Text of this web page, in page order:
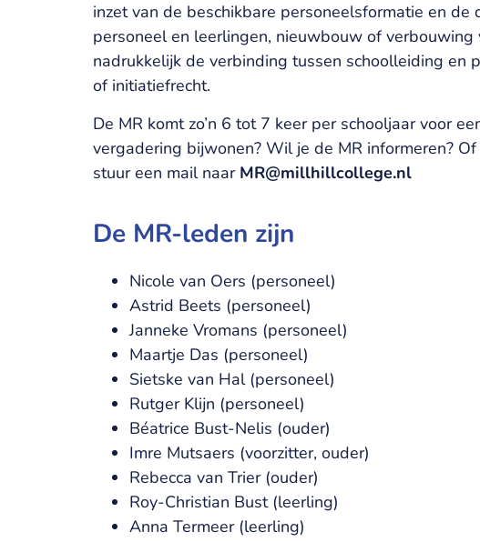
inzet van de beschikbare personeelsformatie en
personeel en leerlingen, nieuwbouw of
nadrukkelijk de verbinding tussen schoolleiding en
of initiatiefrecht.
De MR komt zo’n 6 tot 7 keer per schooljaar voor
vergadering bijwonen? Wil je de MR informeren?
stuur een mail naar MR@millhillcollege.nl
De MR-leden zijn
Nicole van Oers (personeel)
Astrid Beets (personeel)
Janneke Vromans (personeel)
Maartje Das (personeel)
Sietske van Hal (personeel)
Rutger Klijn (personeel)
Béatrice Bust-Nelis (ouder)
Imre Mutsaers (voorzitter, ouder)
Rebecca van Trier (ouder)
Roy-Christian Bust (leerling)
Anna Termeer (leerling)